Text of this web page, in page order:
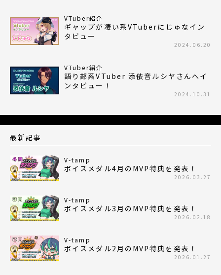
VTuber紹介
ギャップが凄い系VTuberにじゅなイン
タビュー
2024.06.20
VTuber紹介
語り部系VTuber 添依音ルシヤさんへイ
ンタビュー！
2024.10.31
最新記事
V-tamp
ボイスメダル4月のMVP特典を発表！
2026.03.27
V-tamp
ボイスメダル3月のMVP特典を発表！
2026.02.18
V-tamp
ボイスメダル2月のMVP特典を発表！
2026.01.27